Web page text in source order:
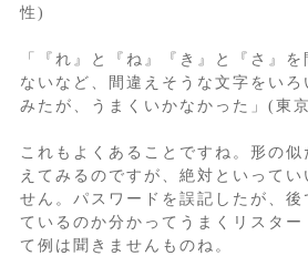
性)
「『れ』と『ね』『き』と『さ』
ないなど、間違えそうな文字をいろ
みたが、うまくいかなかった」(東
これもよくあることですね。形の
えてみるのですが、絶対といってい
せん。パスワードを誤記したが、後
ているのか分かってうまくリスタ
て例は聞きませんものね。